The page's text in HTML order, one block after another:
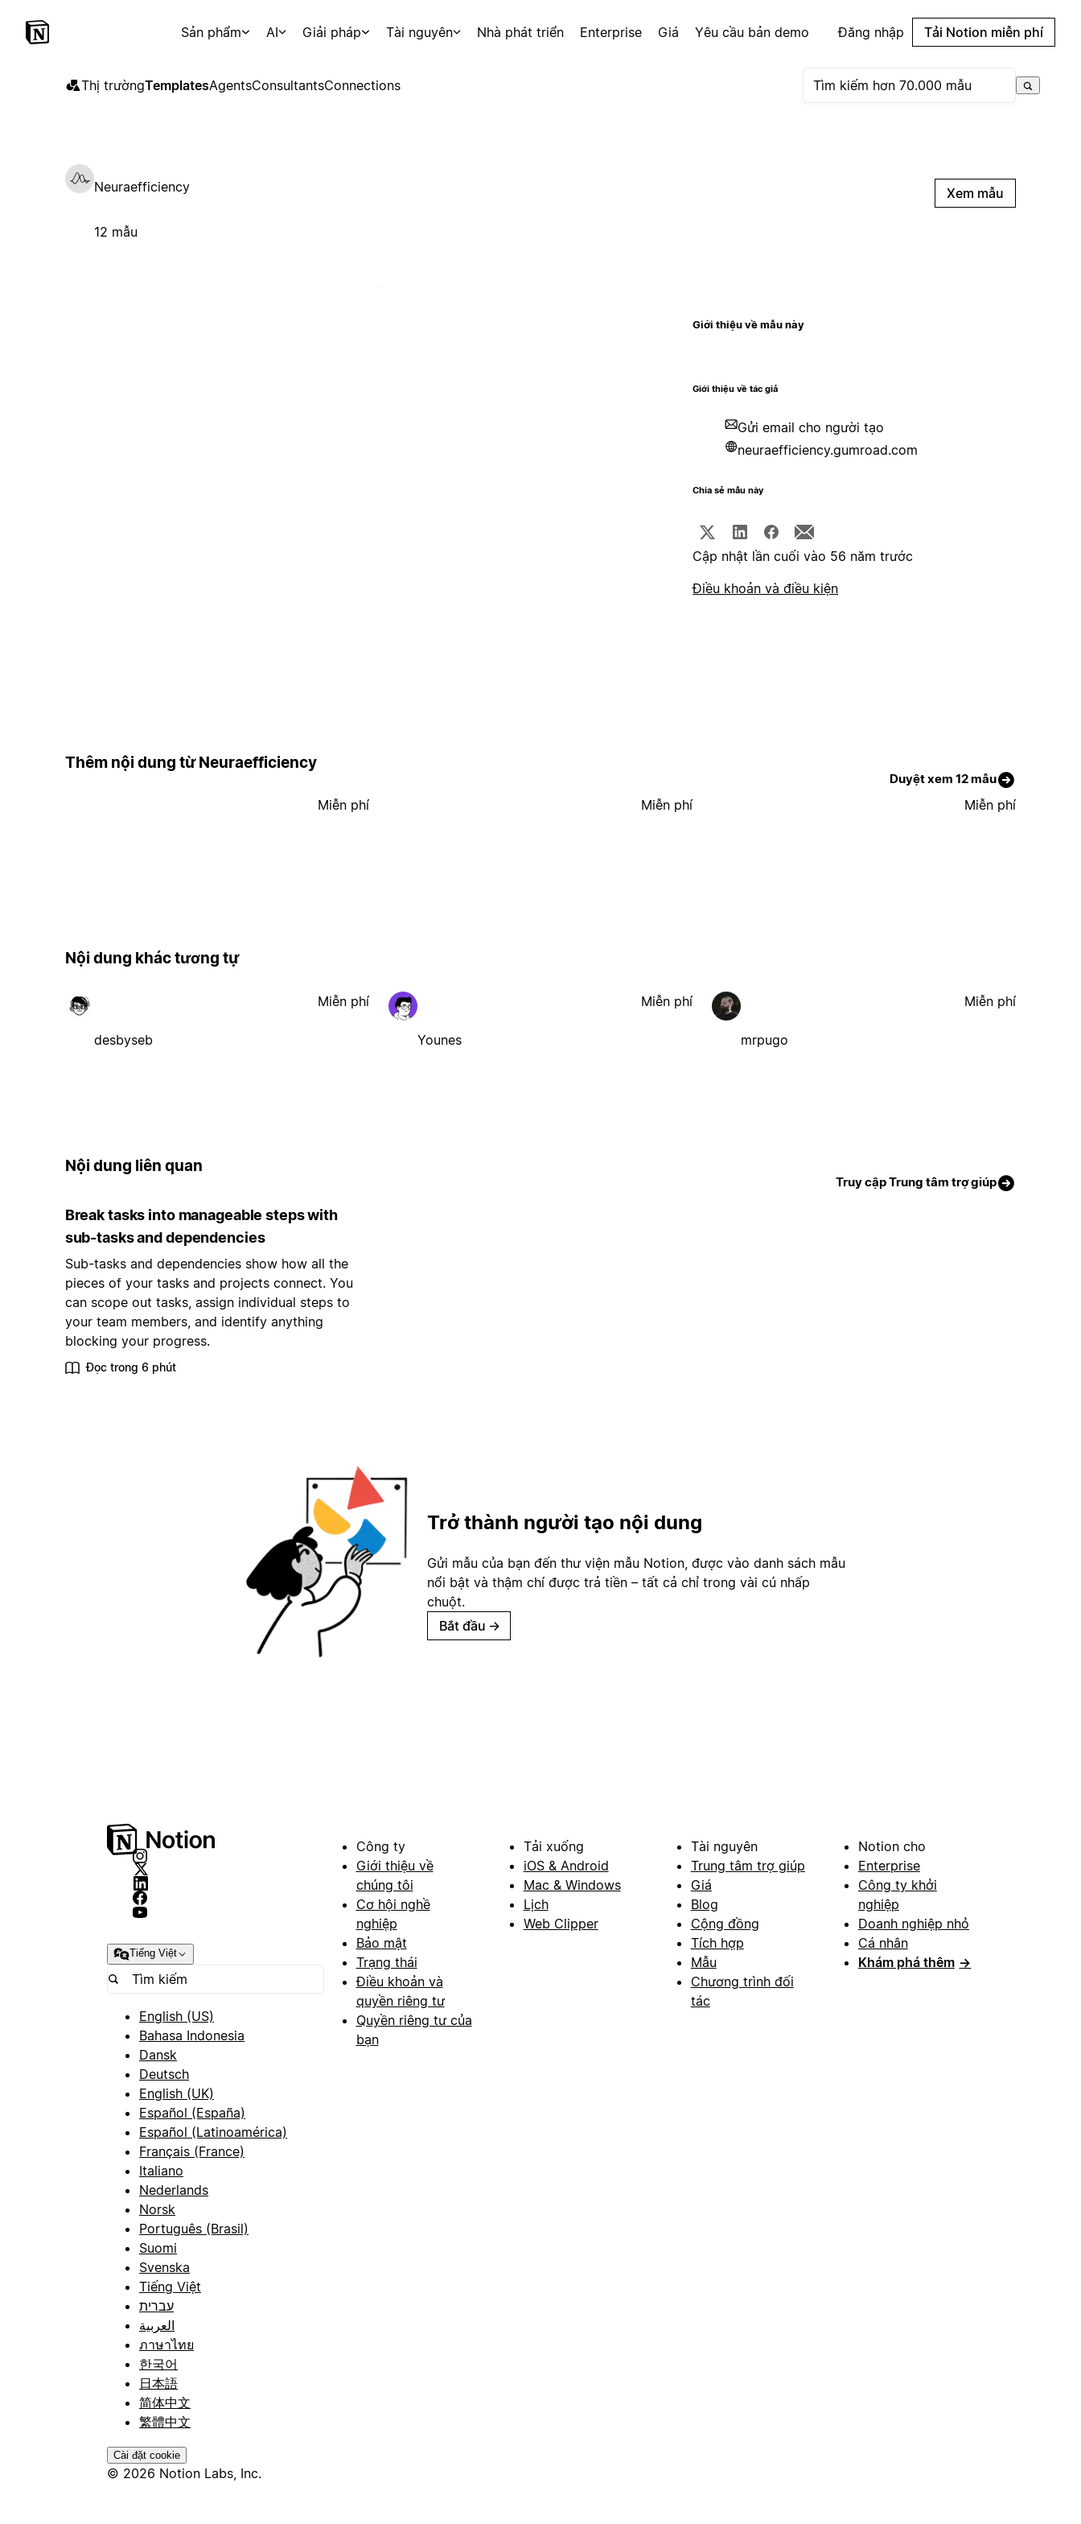
Sản phẩm AI Giải pháp Tài nguyên Nhà phát triển Enterprise Giá Yêu cầu bản demo Đăng nhập Tải Notion miễn phí
Thị trườngTemplatesAgentsConsultantsConnections
Neuraefficiency
12 mẫu
Xem mẫu
Giới thiệu về mẫu này
Giới thiệu về tác giả
Gửi email cho người tạo
neuraefficiency.gumroad.com
Chia sẻ mẫu này
Cập nhật lần cuối vào 56 năm trước
Điều khoản và điều kiện
Thêm nội dung từ Neuraefficiency
Duyệt xem 12 mẫu
Miễn phí Miễn phí Miễn phí
Nội dung khác tương tự
desbyseb
Miễn phí
Younes
Miễn phí
mrpugo
Miễn phí
Nội dung liên quan
Truy cập Trung tâm trợ giúp
Break tasks into manageable steps with
sub-tasks and dependencies
Sub-tasks and dependencies show how all the
pieces of your tasks and projects connect. You
can scope out tasks, assign individual steps to
your team members, and identify anything
blocking your progress.
Đọc trong 6 phút
Trở thành người tạo nội dung
Gửi mẫu của bạn đến thư viện mẫu Notion, được vào danh sách mẫu
nổi bật và thậm chí được trả tiền – tất cả chỉ trong vài cú nhấp
chuột.
Bắt đầu →
Tiếng Việt
English (US)
Bahasa Indonesia
Dansk
Deutsch
English (UK)
Español (España)
Español (Latinoamérica)
Français (France)
Italiano
Nederlands
Norsk
Português (Brasil)
Suomi
Svenska
Tiếng Việt
עברית
العربية
ภาษาไทย
한국어
日本語
简体中文
繁體中文
Cài đặt cookie
© 2026 Notion Labs, Inc.
Công ty
Giới thiệu về
chúng tôi
Cơ hội nghề
nghiệp
Bảo mật
Trạng thái
Điều khoản và
quyền riêng tư
Quyền riêng tư của
bạn
Tải xuống
iOS & Android
Mac & Windows
Lịch
Web Clipper
Tài nguyên
Trung tâm trợ giúp
Giá
Blog
Cộng đồng
Tích hợp
Mẫu
Chương trình đối
tác
Notion cho
Enterprise
Công ty khởi
nghiệp
Doanh nghiệp nhỏ
Cá nhân
Khám phá thêm →